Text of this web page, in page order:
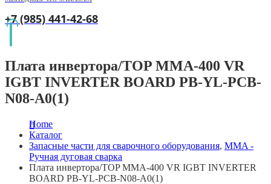
+7 (985) 441-42-68
Плата инвертора/TOP MMA-400 VR
IGBT INVERTER BOARD PB-YL-PCB-
N08-A0(1)
Home
Каталог
Запасные части для сварочного оборудования, MMA -
Ручная дуговая сварка
Плата инвертора/TOP MMA-400 VR IGBT INVERTER
BOARD PB-YL-PCB-N08-A0(1)